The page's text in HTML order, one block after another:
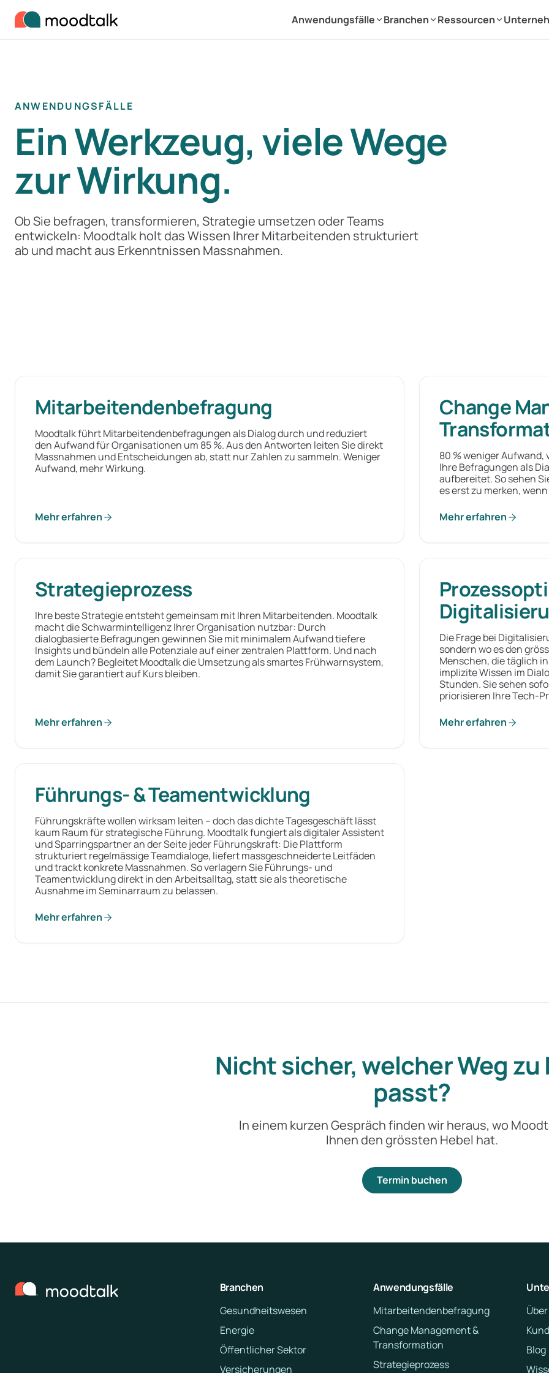
Anwendungsfälle
Branchen Ressourcen
ANWENDUNGSFÄLLE
Ein Werkzeug, viele Wege
zur Wirkung.
Ob Sie befragen, transformieren, Strategie umsetzen oder Teams
entwickeln: Moodtalk holt das Wissen Ihrer Mitarbeitenden strukturiert
ab und macht aus Erkenntnissen Massnahmen.
Mitarbeitendenbefragung
Moodtalk führt Mitarbeitendenbefragungen als Dialog durch und reduziert
den Aufwand für Organisationen um 85 %. Aus den Antworten leiten Sie direkt
Massnahmen und Entscheidungen ab, statt nur Zahlen zu sammeln. Weniger
Aufwand, mehr Wirkung.
Mehr erfahren
Change
80 % weniger
Ihre Befragungen als
aufbereitet. So sehen
es erst zu merken,
Mehr erfahren
Strategieprozess
Ihre beste Strategie entsteht gemeinsam mit Ihren Mitarbeitenden. Moodtalk
macht die Schwarmintelligenz Ihrer Organisation nutzbar: Durch
dialogbasierte Befragungen gewinnen Sie mit minimalem Aufwand tiefere
Insights und bündeln alle Potenziale auf einer zentralen Plattform. Und nach
dem Launch? Begleitet Moodtalk die Umsetzung als smartes Frühwarnsystem,
damit Sie garantiert auf Kurs bleiben.
Mehr erfahren
Die Frage bei
sondern wo es den
Menschen, die täglich
implizite Wissen im
Stunden. Sie sehen
priorisieren Ihre Tech-
Mehr erfahren
Führungs- & Teamentwicklung
Führungskräfte wollen wirksam leiten – doch das dichte Tagesgeschäft lässt
kaum Raum für strategische Führung. Moodtalk fungiert als digitaler Assistent
und Sparringspartner an der Seite jeder Führungskraft: Die Plattform
strukturiert regelmässige Teamdialoge, liefert massgeschneiderte Leitfäden
und trackt konkrete Massnahmen. So verlagern Sie Führungs- und
Teamentwicklung direkt in den Arbeitsalltag, statt sie als theoretische
Ausnahme im Seminarraum zu belassen.
Mehr erfahren
Nicht sicher, welcher Weg zu
passt?
In einem kurzen Gespräch finden wir heraus, wo
Ihnen den grössten Hebel hat.
Termin buchen
Branchen
Gesundheitswesen
Energie
Öffentlicher Sektor
Versicherungen
Anwendungsfälle
Mitarbeitendenbefragung
Change Management &
Transformation
Strategieprozess
Blog